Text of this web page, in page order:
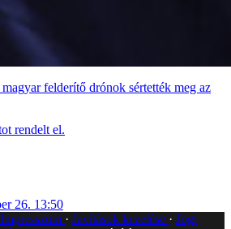
felderítő drónok sértették meg az
rendelt el.
26. 13:50
Impresszum Javítások kezelése
Jogi